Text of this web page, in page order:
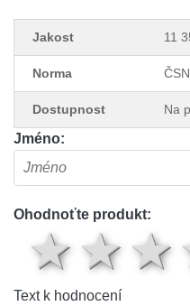
Jakost 11
Norma
Dostupnost Na
Jméno:
Ohodnoťte produkt:
2
1
Text k hodnocení